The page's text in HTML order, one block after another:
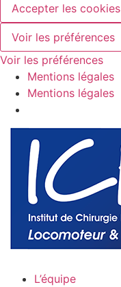
Accepter les cookies
Voir les préférences
Voir les préférences
Mentions légales
Mentions légales
L’équipe